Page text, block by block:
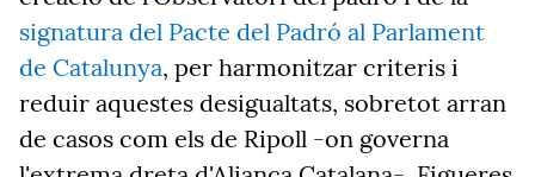
signatura del Pacte del Padró al Parlament
de Catalunya, per harmonitzar criteris i
reduir aquestes desigualtats, sobretot arran
de casos com els de Ripoll -on governa